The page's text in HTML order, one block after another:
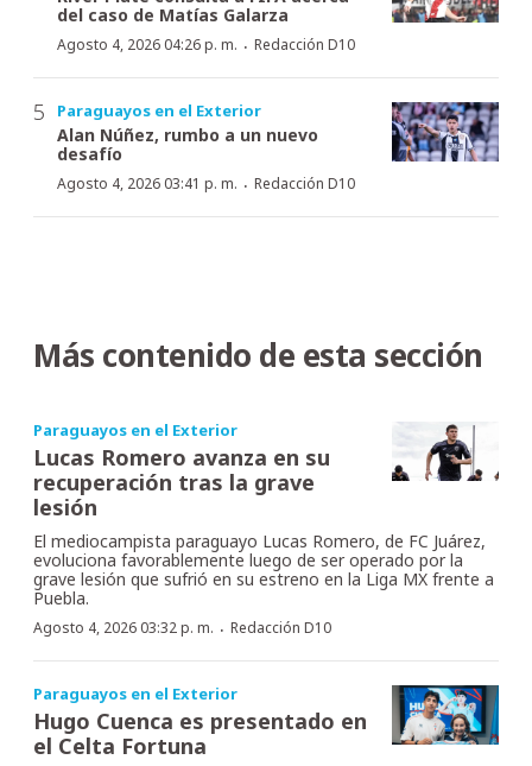
del caso de Matías Galarza
Agosto 4, 2026 04:26 p. m. · Redacción D10
Paraguayos en el Exterior
Alan Núñez, rumbo a un nuevo
desafío
Agosto 4, 2026 03:41 p. m. · Redacción D10
Más contenido de esta sección
Paraguayos en el Exterior
Lucas Romero avanza en su
recuperación tras la grave
lesión
El mediocampista paraguayo Lucas Romero, de FC Juárez,
evoluciona favorablemente luego de ser operado por la
grave lesión que sufrió en su estreno en la Liga MX frente a
Puebla.
Agosto 4, 2026 03:32 p. m. · Redacción D10
Paraguayos en el Exterior
Hugo Cuenca es presentado en
el Celta Fortuna